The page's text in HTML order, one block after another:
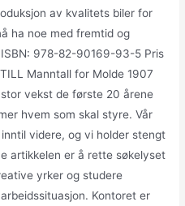
av kvalitets biler for
ha noe med fremtid og
978-82-90169-93-5 Pris
Manntall for Molde 1907
vekst de første 20 årene
hvem som skal styre. Vår
videre, og vi holder stengt
artikkelen er å rette søkelyset
yrker og studere
Kontoret er